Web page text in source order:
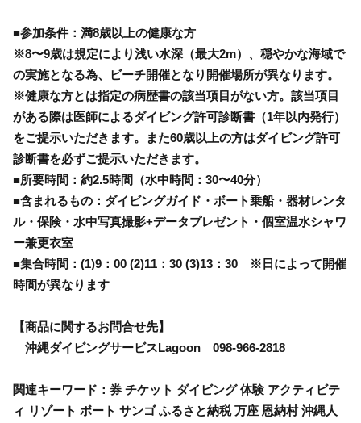
■参加条件：満8歳以上の健康な方
※8〜9歳は規定により浅い水深（最大2m）、穏やかな海域で
の実施となる為、ビーチ開催となり開催場所が異なります。
※健康な方とは指定の病歴書の該当項目がない方。該当項目
がある際は医師によるダイビング許可診断書（1年以内発行）
をご提示いただきます。また60歳以上の方はダイビング許可
診断書を必ずご提示いただきます。
■所要時間：約2.5時間（水中時間：30〜40分）
■含まれるもの：ダイビングガイド・ボート乗船・器材レンタ
ル・保険・水中写真撮影+データプレゼント・個室温水シャワ
ー兼更衣室
■集合時間：(1)9：00 (2)11：30 (3)13：30 ※日によって開催
時間が異なります
【商品に関するお問合せ先】
沖縄ダイビングサービスLagoon 098-966-2818
関連キーワード：券 チケット ダイビング 体験 アクティビテ
ィ リゾート ボート サンゴ ふるさと納税 万座 恩納村 沖縄人